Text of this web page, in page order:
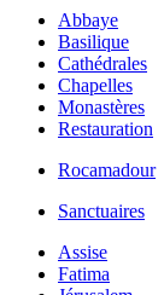
Abbaye
Basilique
Cathédrales
Chapelles
Monastères
Restauration
Rocamadour
Sanctuaires
Assise
Fatima